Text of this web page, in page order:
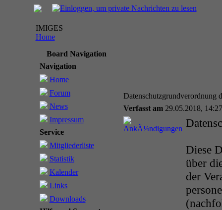
IMIGES
Home
Board Navigation
Navigation
Home
Forum
News
Impressum
Service
Mitgliederliste
Statistik
Kalender
Links
Downloads
Verfasst am29.05.2018,
Diese
über
der